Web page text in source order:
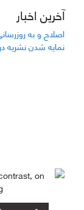
آخرین اخبار
اصلاح و به
نمایه شدن نشریه